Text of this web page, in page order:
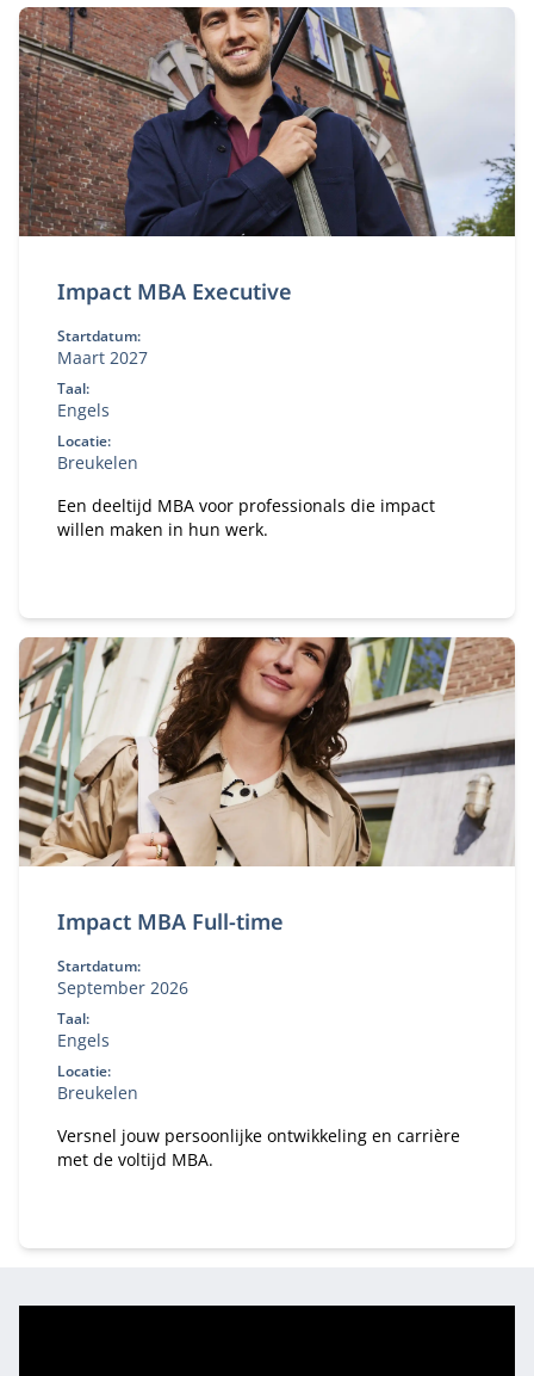
Impact MBA Executive
Startdatum:
Maart 2027
Taal:
Engels
Locatie:
Breukelen
Een deeltijd MBA voor professionals die impact
willen maken in hun werk.
Impact MBA Full-time
Startdatum:
September 2026
Taal:
Engels
Locatie:
Breukelen
Versnel jouw persoonlijke ontwikkeling en carrière
met de voltijd MBA.